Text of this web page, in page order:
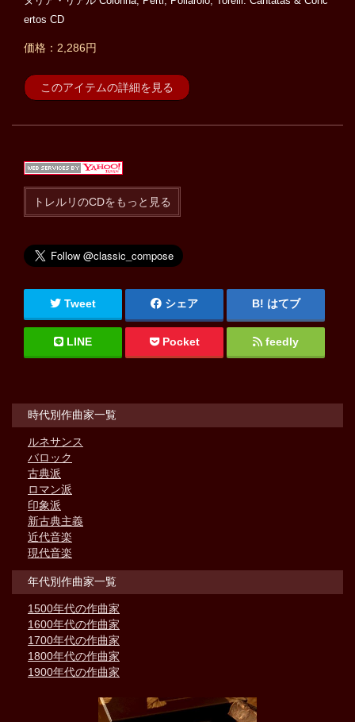
ertos CD
価格：2,286円
このアイテムの詳細を見る
トレルリのCDをもっと見る
Tweet シェア はてブ
LINE Pocket feedly
時代別作曲家一覧
ルネサンス
バロック
古典派
ロマン派
印象派
新古典主義
近代音楽
現代音楽
年代別作曲家一覧
1500年代の作曲家
1600年代の作曲家
1700年代の作曲家
1800年代の作曲家
1900年代の作曲家